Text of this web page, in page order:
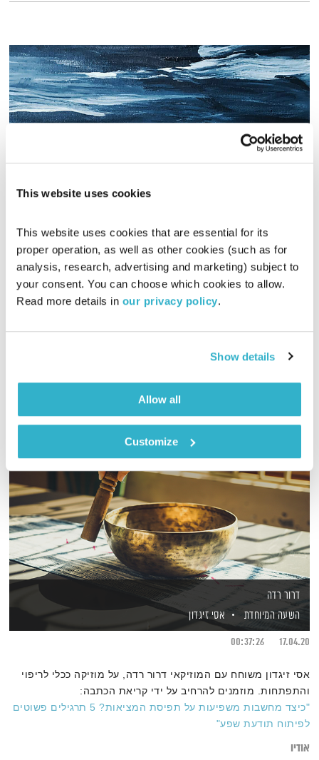
This website uses cookies
This website uses cookies that are essential for its
proper operation, as well as other cookies (such as for
analysis, research, advertising and marketing) subject to
your consent. You can choose which cookies to allow.
Read more details in our privacy policy.
Show details
Allow all
Customize
בני בשן
22.08.21
01:59:02
והפעם אלתרמן ייקח אותנו לשוק לקנות אורנג׳דה, אורז ואשליות.
וערן סבאג ישדר לנו. ונקשיב לסבכי הערבה. ותהילים? גם ז׳, גם ח׳.
דרור רדה
השעה המיוחדת
אסי זיגדון
17.04.20
00:37:26
אסי זיגדון משוחח עם המוזיקאי דרור רדה, על מוזיקה ככלי לריפוי
והתפתחות. מוזמנים להרחיב על ידי קריאת הכתבה:
"כיצד מחשבות משפיעות על תפיסת המציאות? 5 תרגילים פשוטים
לפיתוח תודעת שפע"
אודיו